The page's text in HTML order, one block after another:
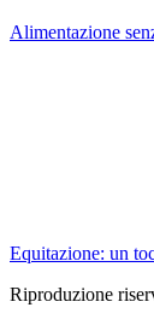
Alimentazione
Equitazione: un
Riproduzione